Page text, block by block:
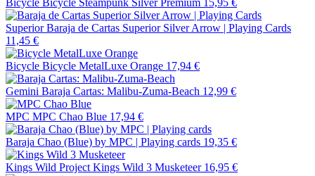
Superior Baraja de Cartas Superior Silver Arrow | Playing Cards
11,45 €
Bicycle Bicycle MetalLuxe Orange 17,94 €
Gemini Baraja Cartas: Malibu-Zuma-Beach 12,99 €
MPC MPC Chao Blue 17,94 €
Baraja Chao (Blue) by MPC | Playing cards 19,35 €
Kings Wild Project Kings Wild 3 Musketeer 16,95 €